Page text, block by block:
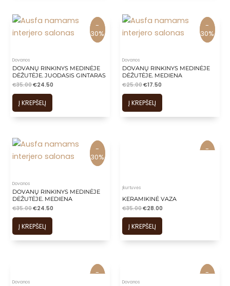
-
30%
-
30%
Dovanos
DOVANŲ RINKINYS MEDINĖJE
DĖŽUTĖJE. JUODASIS GINTARAS
€35.00€24.50
Į KREPŠELĮ
-
30%
-
30%
Dovanos
DOVANŲ RINKINYS MEDINĖJE
DĖŽUTĖJE. MEDIENA
€25.00€17.50
Į KREPŠELĮ
-
30%
-
30%
Dovanos
DOVANŲ RINKINYS MEDINĖJE
DĖŽUTĖJE. MEDIENA
€35.00€24.50
Į KREPŠELĮ
-
-
Įkurtuvės
KERAMIKINĖ VAZA
€35.00€28.00
Į KREPŠELĮ
-
-
Dovanos
-
-
Dovanos